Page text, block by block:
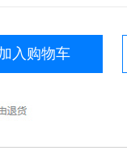
入购物车